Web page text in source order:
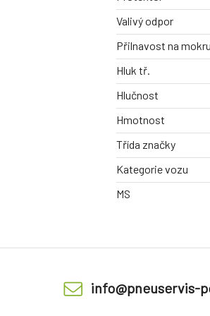
Valivý odpor
Přilnavost na mokru
Hluk tř.
Hlučnost
Hmotnost
Třída značky
Kategorie vozu
MS
info@pneuservis-